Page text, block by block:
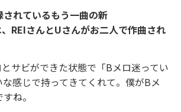
れているもう一曲の新
REIさんとUさんがお二人で作曲され
とサビができた状態で「Bメロ迷ってい
感じで持ってきてくれて。僕がBメ
ね。